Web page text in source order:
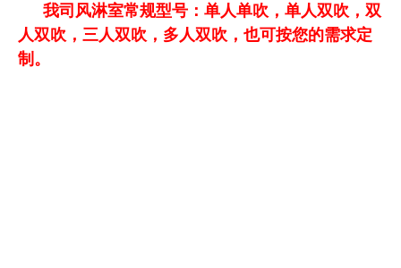
我司风淋室常规型号：单人单吹，单人双吹，双
人双吹，三人双吹，多人双吹，也可按您的需求定
制。